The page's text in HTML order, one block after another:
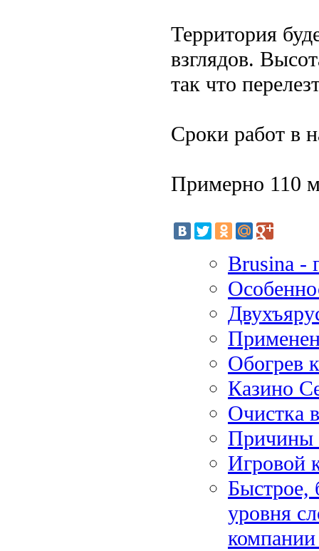
Территория
взглядов.
так что
Сроки работ в
Примерно 110
Brusina -
Обогрев
Казино
Очистка
Причины
Игровой
Быстрое,
уровня